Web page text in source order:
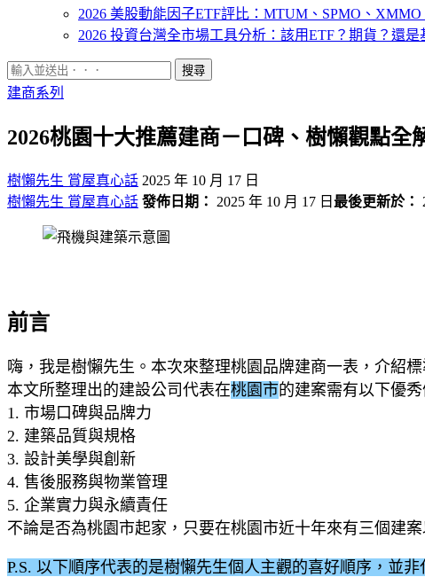
2026 美股動能因子ETF評比：MTUM、SPMO、
2026 投資台灣全市場工具分析：該用ETF？期貨？還是
搜尋
建商系列
2026桃園十大推薦建商－口碑、樹懶觀點全
樹懶先生 賞屋真心話 2025 年 10 月 17 日
樹懶先生 賞屋真心話 發佈日期： 2025 年 10 月 17 日 最後更新於：
前言
嗨，我是樹懶先生。本次來整理桃園品牌建商一表，介紹
本文所整理出的建設公司代表在桃園市的建案需有以下優
1. 市場口碑與品牌力
2. 建築品質與規格
3. 設計美學與創新
4. 售後服務與物業管理
5. 企業實力與永續責任
不論是否為桃園市起家，只要在桃園市近十年來有三個建
P.S. 以下順序代表的是樹懶先生個人主觀的喜好順序，並